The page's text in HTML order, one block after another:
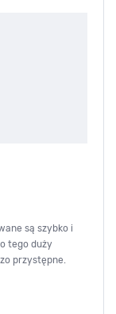
są szybko i
tego duży
przystępne.